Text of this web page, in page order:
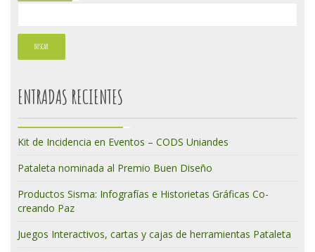
ENTRADAS RECIENTES
Kit de Incidencia en Eventos – CODS Uniandes
Pataleta nominada al Premio Buen Diseño
Productos Sisma: Infografías e Historietas Gráficas Co-
creando Paz
Juegos Interactivos, cartas y cajas de herramientas Pataleta